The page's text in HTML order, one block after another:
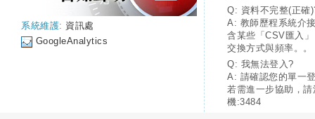
系統維護: 資訊處
GoogleAnalytics
Q: 資料不完整(正確
A: 教師歷程系統介
含某些「CSV匯入
交換方式與頻率。。
Q: 我無法登入?
A: 請確認您的單一
若需進一步協助，
機:3484